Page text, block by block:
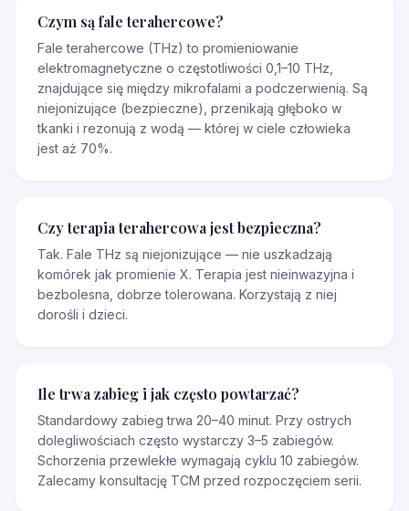
Czym są fale terahercowe?
Fale terahercowe (THz) to promieniowanie
elektromagnetyczne o częstotliwości 0,1–10 THz,
znajdujące się między mikrofalami a podczerwienią. Są
niejonizujące (bezpieczne), przenikają głęboko w
tkanki i rezonują z wodą — której w ciele człowieka
jest aż 70%.
Czy terapia terahercowa jest bezpieczna?
Tak. Fale THz są niejonizujące — nie uszkadzają
komórek jak promienie X. Terapia jest nieinwazyjna i
bezbolesna, dobrze tolerowana. Korzystają z niej
dorośli i dzieci.
Ile trwa zabieg i jak często powtarzać?
Standardowy zabieg trwa 20–40 minut. Przy ostrych
dolegliwościach często wystarczy 3–5 zabiegów.
Schorzenia przewlekłe wymagają cyklu 10 zabiegów.
Zalecamy konsultację TCM przed rozpoczęciem serii.